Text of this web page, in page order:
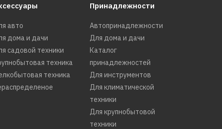
авто
дома и дачи
садовой техники
техника
техника
Принадлежности
Автопринадлежности
Для дома и дачи
Каталог
принадлежностей
Для инструментов
Для климатической
техники
Для крупнобытовой
техники